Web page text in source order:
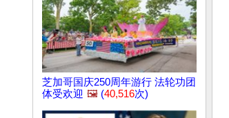
芝加哥国庆250周年游行 法轮功团
体受欢迎 🖼️ (40,516次)